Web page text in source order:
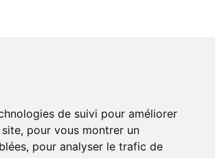
de suivi pour améliorer
pour vous montrer un
pour analyser le trafic de